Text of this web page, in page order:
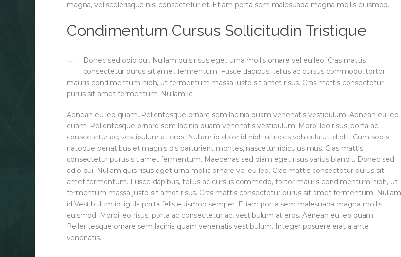
magna, vel scelerisque nisl consectetur et. Etiam porta sem malesuada magna mollis euismod.
Condimentum Cursus Sollicitudin Tristique
Donec sed odio dui. Nullam quis risus eget urna mollis ornare vel eu leo. Cras mattis
consectetur purus sit amet fermentum. Fusce dapibus, tellus ac cursus commodo, tortor
mauris condimentum nibh, ut fermentum massa justo sit amet risus. Cras mattis consectetur
purus sit amet fermentum. Nullam id
Aenean eu leo quam. Pellentesque ornare sem lacinia quam venenatis vestibulum. Aenean eu leo
quam. Pellentesque ornare sem lacinia quam venenatis vestibulum. Morbi leo risus, porta ac
consectetur ac, vestibulum at eros. Nullam id dolor id nibh ultricies vehicula ut id elit. Cum sociis
natoque penatibus et magnis dis parturient montes, nascetur ridiculus mus. Cras mattis
consectetur purus sit amet fermentum. Maecenas sed diam eget risus varius blandit. Donec sed
odio dui. Nullam quis risus eget urna mollis ornare vel eu leo. Cras mattis consectetur purus sit
amet fermentum. Fusce dapibus, tellus ac cursus commodo, tortor mauris condimentum nibh, ut
fermentum massa justo sit amet risus. Cras mattis consectetur purus sit amet fermentum. Nullam
id Vestibulum id ligula porta felis euismod semper. Etiam porta sem malesuada magna mollis
euismod. Morbi leo risus, porta ac consectetur ac, vestibulum at eros. Aenean eu leo quam.
Pellentesque ornare sem lacinia quam venenatis vestibulum. Integer posuere erat a ante
venenatis.